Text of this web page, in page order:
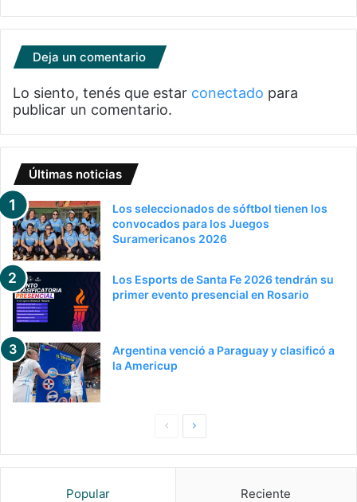
Deja un comentario
Lo siento, tenés que estar conectado para
publicar un comentario.
Últimas noticias
Los seleccionados de sóftbol tienen los
convocados para los Juegos
Suramericanos 2026
Los Esports de Santa Fe 2026 tendrán su
primer evento presencial en Rosario
Argentina venció a Paraguay y clasificó a
la Americup
PaginaSiguiente
Popular Reciente